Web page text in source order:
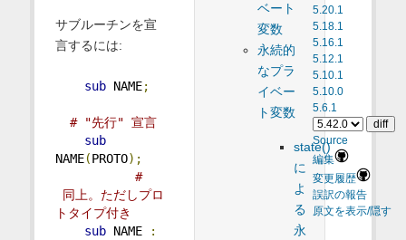
5.20.1
5.18.1
5.16.1
5.12.1
5.10.1
5.10.0
5.6.1
Source
編集
変更履歴
誤訳の報告
原文を表示/隠す
ベート
変数
永続的
なプラ
イベー
ト変数
state()
に
よ
る
永
サブルーチンを宣
言するには:
sub NAME;
# "先行" 宣言
sub
NAME(PROTO);
#
同上。ただしプロ
トタイプ付き
sub NAME
: